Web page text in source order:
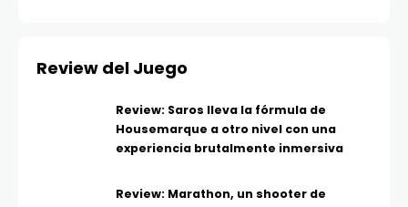
Review del Juego
Review: Saros lleva la fórmula de
Housemarque a otro nivel con una
experiencia brutalmente inmersiva
Review: Marathon, un shooter de